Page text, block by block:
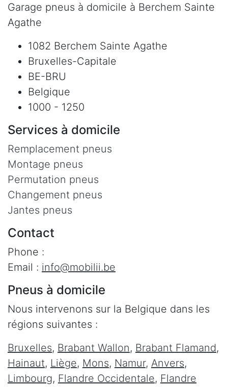
Garage pneus à domicile à Berchem Sainte
Agathe
1082 Berchem Sainte Agathe
Bruxelles-Capitale
BE-BRU
Belgique
1000 - 1250
Services à domicile
Remplacement pneus
Montage pneus
Permutation pneus
Changement pneus
Jantes pneus
Contact
Phone :
Email : info@mobilii.be
Pneus à domicile
Nous intervenons sur la Belgique dans les
régions suivantes :
Bruxelles, Brabant Wallon, Brabant Flamand,
Hainaut, Liège, Mons, Namur, Anvers,
Limbourg, Flandre Occidentale, Flandre